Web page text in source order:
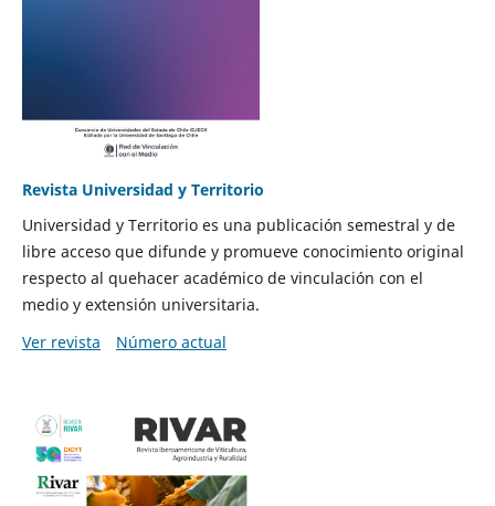
Revista Universidad y Territorio
Universidad y Territorio es una publicación semestral y de
libre acceso que difunde y promueve conocimiento original
respecto al quehacer académico de vinculación con el
medio y extensión universitaria.
Ver revista
Número actual